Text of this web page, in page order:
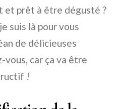
et prêt à être dégusté ?
suis là pour vous
de délicieuses
car ça va être
!